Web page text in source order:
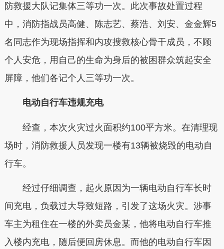
防救援大队记集体三等功一次。此次事故处置过程
中，消防指战员高健、陈志艺、蔡浩、刘安、金金辉5
名同志作为现场指挥和内攻搜救核心骨干成员，不顾
个人安危，用自己的生命为身后的被困群众筑起安全
屏障，他们各记个人三等功一次。
电动自行车违规充电
经查，本次火灾过火面积约100平方米。在清理现
场时，消防救援人员发现一楼有13辆被烧毁的电动自
行车。
经过仔细调查，起火原因为一辆电动自行车长时
间充电，负载过大导致短路，引发了这场火灾。涉事
车主为租住在一楼的外卖员金某，他将电动自行车推
入楼内充电，随后便回房休息。而他的电动自行车因